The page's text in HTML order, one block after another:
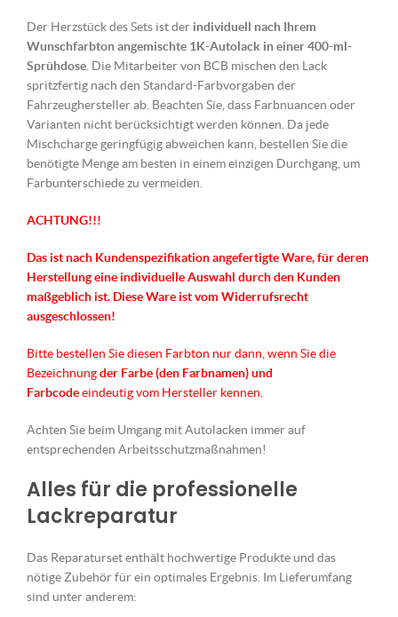
Der Herzstück des Sets ist der individuell nach Ihrem
Wunschfarbton angemischte 1K-Autolack in einer 400-ml-
Sprühdose . Die Mitarbeiter von BCB mischen den Lack
spritzfertig nach den Standard-Farbvorgaben der
Fahrzeughersteller ab. Beachten Sie, dass Farbnuancen oder
Varianten nicht berücksichtigt werden können. Da jede
Mischcharge geringfügig abweichen kann, bestellen Sie die
benötigte Menge am besten in einem einzigen Durchgang, um
Farbunterschiede zu vermeiden.
ACHTUNG!!!
Das ist nach Kundenspezifikation angefertigte Ware, für deren
Herstellung eine individuelle Auswahl durch den Kunden
maßgeblich ist. Diese Ware ist vom Widerrufsrecht
ausgeschlossen!
Bitte bestellen Sie diesen Farbton nur dann, wenn Sie die
Bezeichnungder Farbe (den Farbnamen) und
Farbcodeeindeutig vom Hersteller kennen.
Achten Sie beim Umgang mit Autolacken immer auf
entsprechenden Arbeitsschutzmaßnahmen!
Alles für die professionelle
Lackreparatur
Das Reparaturset enthält hochwertige Produkte und das
nötige Zubehör für ein optimales Ergebnis. Im Lieferumfang
sind unter anderem: